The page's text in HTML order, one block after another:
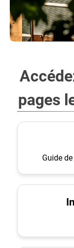
pages
Guide